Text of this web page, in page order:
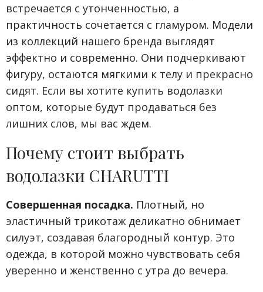
встречается с утонченностью, а
практичность сочетается с гламуром. Модели
из коллекций нашего бренда выглядят
эффектно и современно. Они подчеркивают
фигуру, остаются мягкими к телу и прекрасно
сидят. Если вы хотите купить водолазки
оптом, которые будут продаваться без
лишних слов, мы вас ждем.
Почему стоит выбрать
водолазки CHARUTTI
Совершенная посадка. Плотный, но
эластичный трикотаж деликатно обнимает
силуэт, создавая благородный контур. Это
одежда, в которой можно чувствовать себя
уверенно и женственно с утра до вечера.